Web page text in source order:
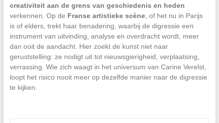
creativiteit aan de grens van geschiedenis en heden
verkennen. Op de Franse artistieke scène, of het nu in Parijs
is of elders, trekt haar benadering, waarbij de digressie een
instrument van uitvinding, analyse en overdracht wordt, meer
dan ooit de aandacht. Hier zoekt de kunst niet naar
geruststelling: ze nodigt uit tot nieuwsgierigheid, verplaatsing,
verrassing. Wie zich waagt in het universum van Carine Verelst,
loopt het risico nooit meer op dezelfde manier naar de digressie
te kijken.